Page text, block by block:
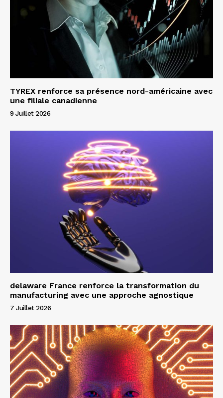
TYREX renforce sa présence nord-américaine avec
une filiale canadienne
9 Juillet 2026
delaware France renforce la transformation du
manufacturing avec une approche agnostique
7 Juillet 2026